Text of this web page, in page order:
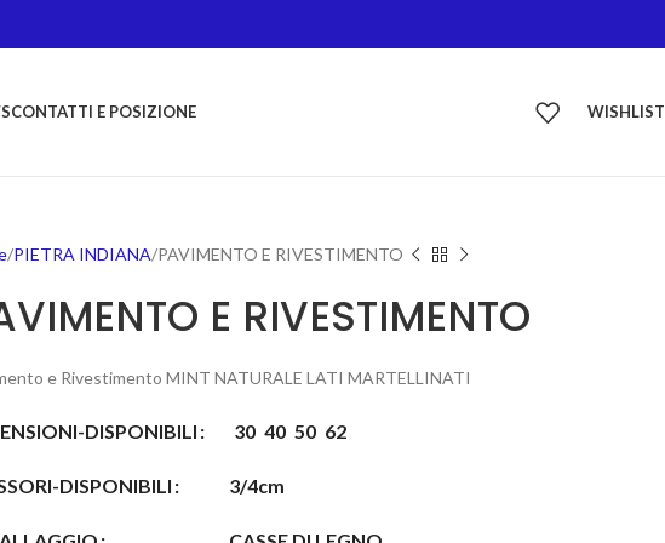
CONTATTI E POSIZIONE WISHLIST
PIETRA INDIANA PAVIMENTO E RIVESTIMENTO
E RIVESTIMENTO
e Rivestimento MINT NATURALE LATI MARTELLINATI
DISPONIBILI 30 40 50 62
DISPONIBILI 3/4cm